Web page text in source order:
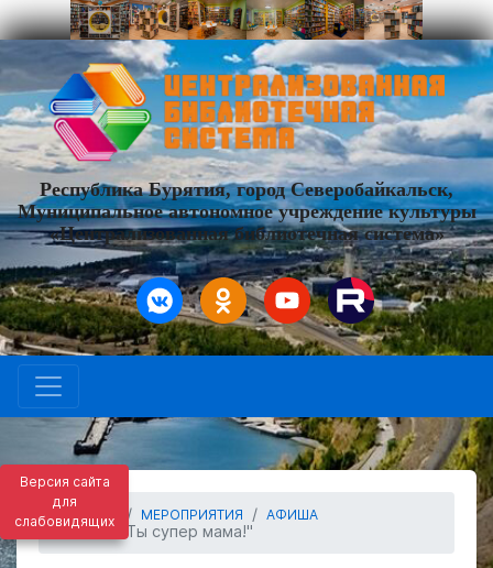
Версия сайта
для
слабовидящих
Республика Бурятия, город Северобайкальск,
Муниципальное автономное учреждение культуры
«Централизованная библиотечная система»
МЕРОПРИЯТИЯ АФИША
Квиз "Ты супер мама!"